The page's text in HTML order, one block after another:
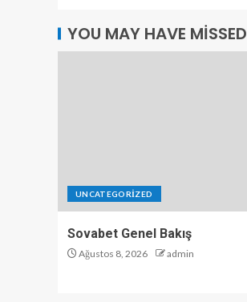
YOU MAY HAVE MISSED
UNCATEGORIZED
Sovabet Genel Bakış
Ağustos 8, 2026 admin